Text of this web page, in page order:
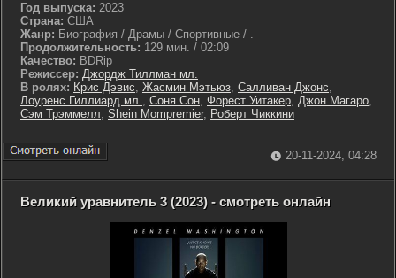
Год выпуска: 2023
Страна: США
Жанр: Биография / Драмы / Спортивные / .
Продолжительность: 129 мин. / 02:09
Качество: BDRip
Режиссер: Джордж Тиллман мл.
В ролях: Крис Дэвис, Жасмин Мэтьюз, Салливан Джонс,
Лоуренс Гиллиард мл., Соня Сон, Форест Уитакер, Джон Магаро,
Сэм Трэммелл, Shein Mompremier, Роберт Чиккини
20-11-2024, 04:28
Великий уравнитель 3 (2023) - смотреть онлайн